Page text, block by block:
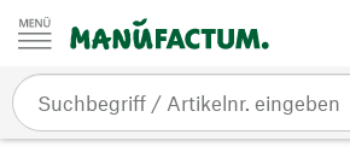
Zum Inhalt springen